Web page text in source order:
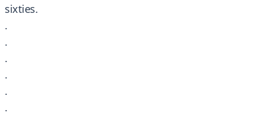
sixties.
.
.
.
.
.
.